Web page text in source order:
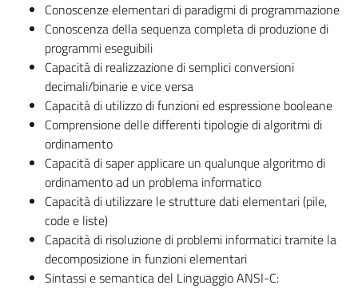
Conoscenze elementari di paradigmi di programmazione
Conoscenza della sequenza completa di produzione di
programmi eseguibili
Capacità di realizzazione di semplici conversioni
decimali/binarie e vice versa
Capacità di utilizzo di funzioni ed espressione booleane
Comprensione delle differenti tipologie di algoritmi di
ordinamento
Capacità di saper applicare un qualunque algoritmo di
ordinamento ad un problema informatico
Capacità di utilizzare le strutture dati elementari (pile,
code e liste)
Capacità di risoluzione di problemi informatici tramite la
decomposizione in funzioni elementari
Sintassi e semantica del Linguaggio ANSI-C: